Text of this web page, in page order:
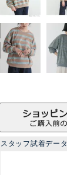
スタッフ試着データ